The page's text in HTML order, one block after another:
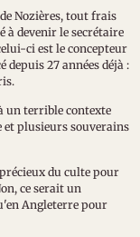
Nozières, tout frais
à devenir le secrétaire
ci est le concepteur
depuis 27 années déjà :
un terrible contexte
et plusieurs souverains
du culte pour
ce serait un
Angleterre pour